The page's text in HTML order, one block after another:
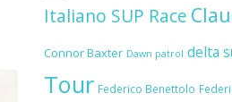
Italiano SUP Race
Connor Baxter Dawn patrol delta
Tour Federico Benettolo